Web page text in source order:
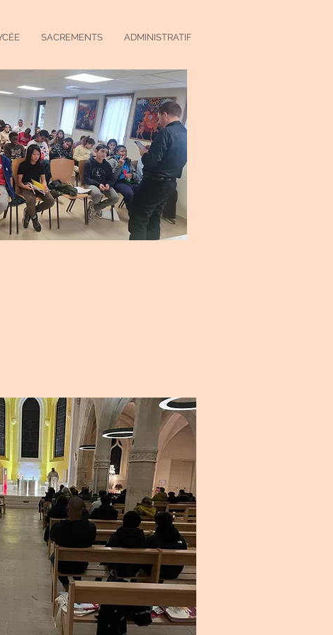
SACREMENTS ADMINISTRATIF